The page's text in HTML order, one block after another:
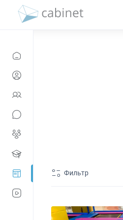
Фильтр